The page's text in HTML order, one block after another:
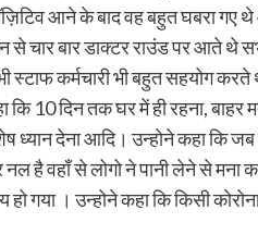
आने के बाद वह बहुत घबरा
से चार बार डाक्टर राउंड पर आते
कर्मचारी भी बहुत सहयोग
10 दिन तक घर में ही रहना, बाहर मत
ध्यान देना आदि। उन्होने कहा कि
नल है वहाँ से लोगो ने पानी लेने से
। उन्होने कहा कि किसी